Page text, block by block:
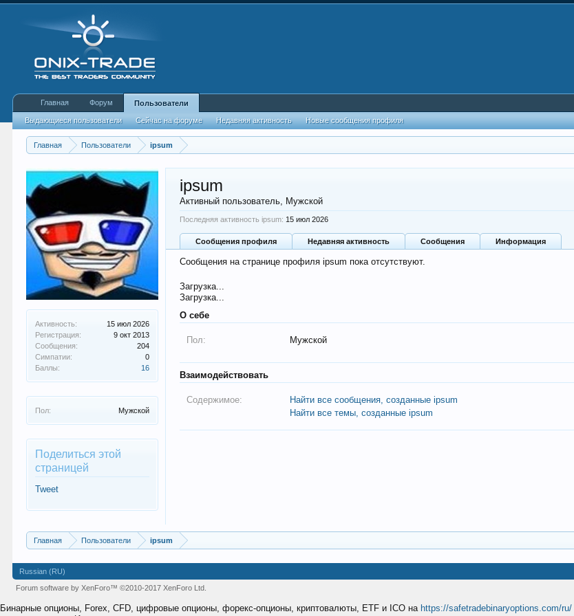
Главная Пользователи ipsum
Активность:
15 июл 2026
Регистрация:
9 окт 2013
Сообщения:
204
Симпатии:
0
Баллы:
16
Пол: Мужской
Поделиться этой
страницей
Tweet
ipsum
Активный пользователь, Мужской
Последняя активность ipsum: 15 июл 2026
Сообщения профиля Недавняя активность Сообщения Информация
Сообщения на странице профиля ipsum пока отсутствуют.
Загрузка...
Загрузка...
О себе
Пол: Мужской
Взаимодействовать
Содержимое:
Найти все сообщения, созданные ipsum
Найти все темы, созданные ipsum
Главная Пользователи ipsum
Главная Форум Пользователи
Выдающиеся пользователи Сейчас на форуме Недавняя активность Новые сообщения профиля
Russian (RU)
Forum software by XenForo™©2010-2017 XenForo Ltd.
Бинарные опционы, Forex, CFD, цифровые опционы, форекс-опционы, криптовалюты, ETF и ICO на https://safetradebinaryoptions.com/ru/